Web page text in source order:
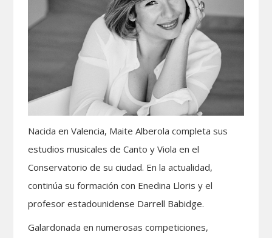
Nacida en Valencia, Maite Alberola completa sus
estudios musicales de Canto y Viola en el
Conservatorio de su ciudad. En la actualidad,
continúa su formación con Enedina Lloris y el
profesor estadounidense Darrell Babidge.
Galardonada en numerosas competiciones,